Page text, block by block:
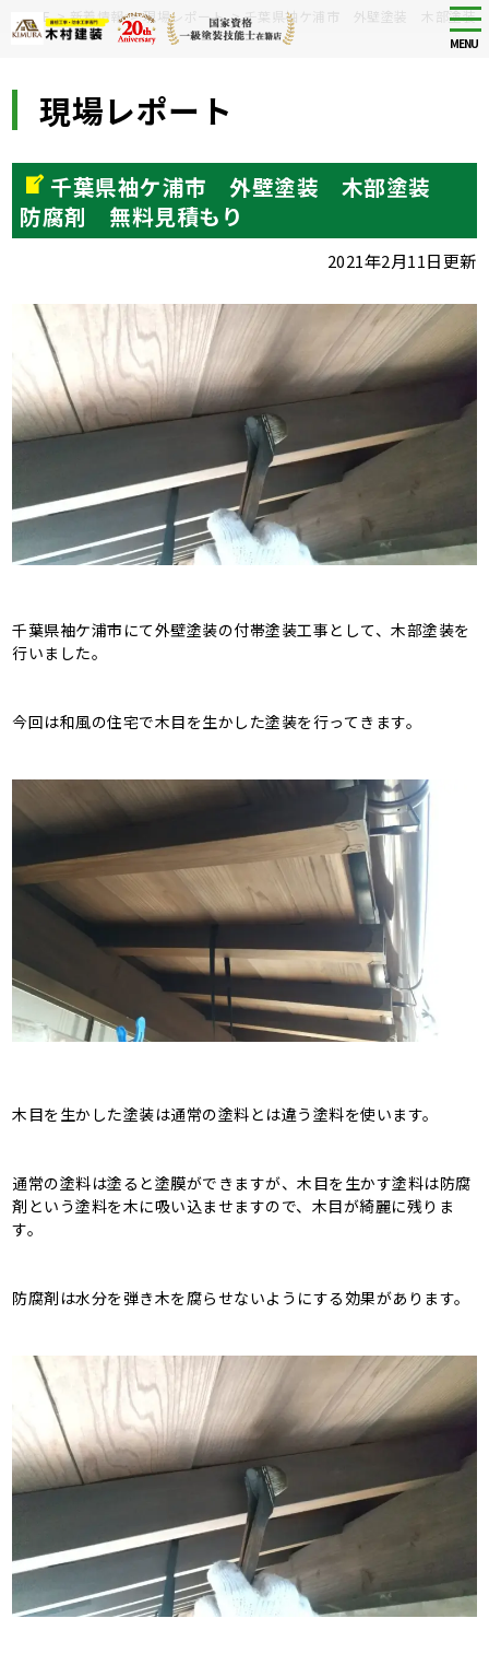
to
MENU
HOME>新着情報>現場レポート>千葉県袖ケ浦市 外壁塗装 木部塗装
現場レポート
千葉県袖ケ浦市 外壁塗装 木部塗装
防腐剤 無料見積もり
2021年2月11日更新
千葉県袖ケ浦市にて外壁塗装の付帯塗装工事として、木部塗装を
行いました。
今回は和風の住宅で木目を生かした塗装を行ってきます。
木目を生かした塗装は通常の塗料とは違う塗料を使います。
通常の塗料は塗ると塗膜ができますが、木目を生かす塗料は防腐
剤という塗料を木に吸い込ませますので、木目が綺麗に残りま
す。
防腐剤は水分を弾き木を腐らせないようにする効果があります。